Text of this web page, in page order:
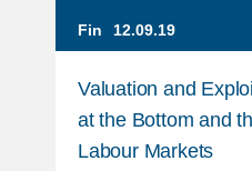
Fin 12.09.19
Valuation and
at the Bottom and
Labour Markets